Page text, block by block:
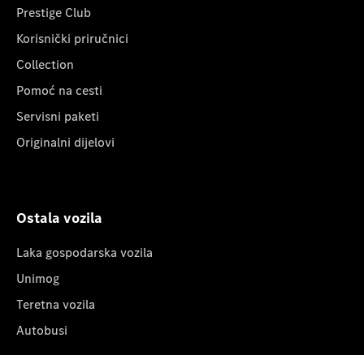
Prestige Club
Korisnički priručnici
Collection
Pomoć na cesti
Servisni paketi
Originalni dijelovi
Ostala vozila
Laka gospodarska vozila
Unimog
Teretna vozila
Autobusi